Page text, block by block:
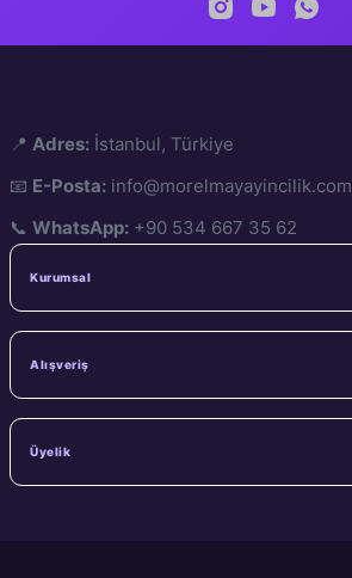
📍 Adres: İstanbul, Türkiye
📧 E-Posta: info@morelmayayincilik.com
📞 WhatsApp: +90 534 667 35 62
Kurumsal
Alışveriş
Üyelik